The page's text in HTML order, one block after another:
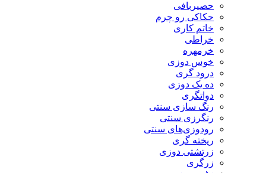
حصیربافی
حکاکی رو چرم
خاتم کاری
خراطی
خرمهره
خوس دوزی
درود گری
ده یک دوزی
دواتگری
رنگ سازی سنتی
رنگرزی سنتی
رودوزی‌های سنتی
ریخته گری
زرتشتی دوزی
زرگری